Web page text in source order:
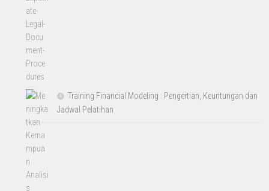
Training Financial Modeling : Pengertian, Keuntungan dan
Jadwal Pelatihan